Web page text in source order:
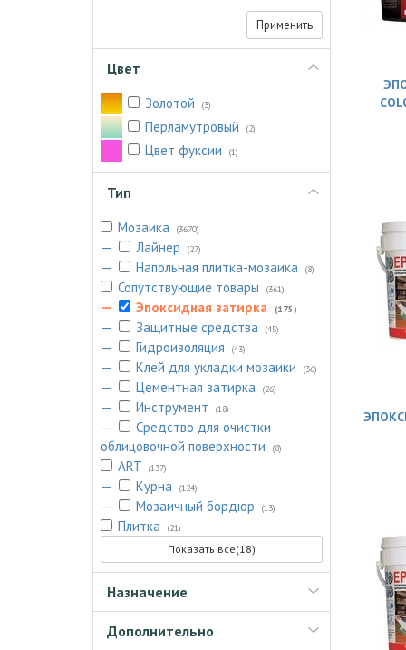
Применить
Цвет
Золотой (3)
Перламутровый (2)
Цвет фукcии (1)
Тип
Мозаика (3670)
— Лайнер (27)
— Напольная плитка-мозаика (8)
Сопутствующие товары (361)
— Эпоксидная затирка (175)
— Защитные средства (45)
— Гидроизоляция (43)
— Клей для укладки мозаики (36)
— Цементная затирка (26)
— Инструмент (18)
—
Средство для очистки
облицовочной поверхности
(8)
ART (137)
— Курна (124)
— Мозаичный бордюр (13)
Плитка (21)
Показать все(18)
Назначение
Дополнительно